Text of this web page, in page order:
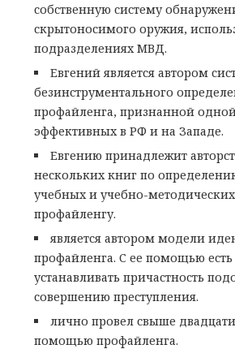
собственную систему
скрытоносимого оружия,
подразделениях МВД.
Евгений является автором
безинструментального
профайленга, признанной
эффективных в РФ и на Западе.
Евгению принадлежит
нескольких книг по
учебных и учебно-
профайленгу.
является автором модели
профайленга. С ее помощью
устанавливать причастность
совершению преступления.
лично провел свыше
помощью профайленга.